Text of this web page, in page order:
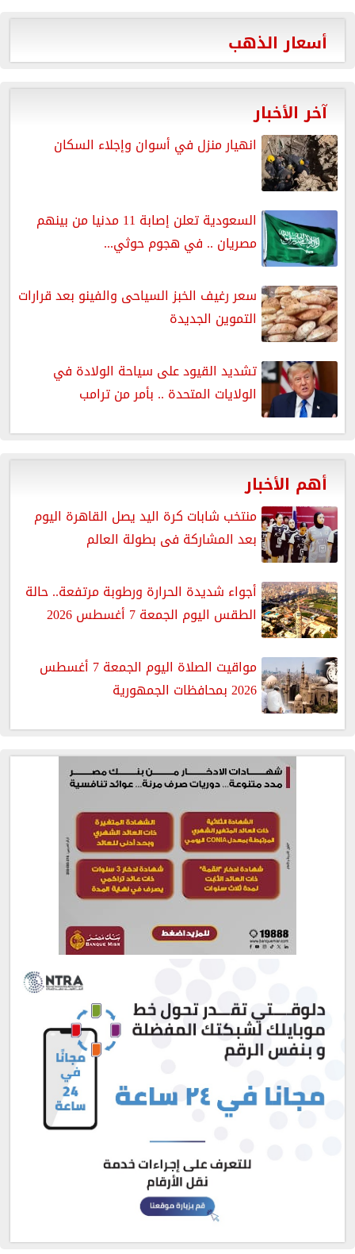
أسعار الذهب
آخر الأخبار
انهيار منزل في أسوان وإجلاء السكان
السعودية تعلن إصابة 11 مدنيا من بينهم
مصريان .. في هجوم حوثي...
سعر رغيف الخبز السياحى والفينو بعد قرارات
التموين الجديدة
تشديد القيود على سياحة الولادة في
الولايات المتحدة .. بأمر من ترامب
أهم الأخبار
منتخب شابات كرة اليد يصل القاهرة اليوم
بعد المشاركة فى بطولة العالم
أجواء شديدة الحرارة ورطوبة مرتفعة.. حالة
الطقس اليوم الجمعة 7 أغسطس 2026
مواقيت الصلاة اليوم الجمعة 7 أغسطس
2026 بمحافظات الجمهورية